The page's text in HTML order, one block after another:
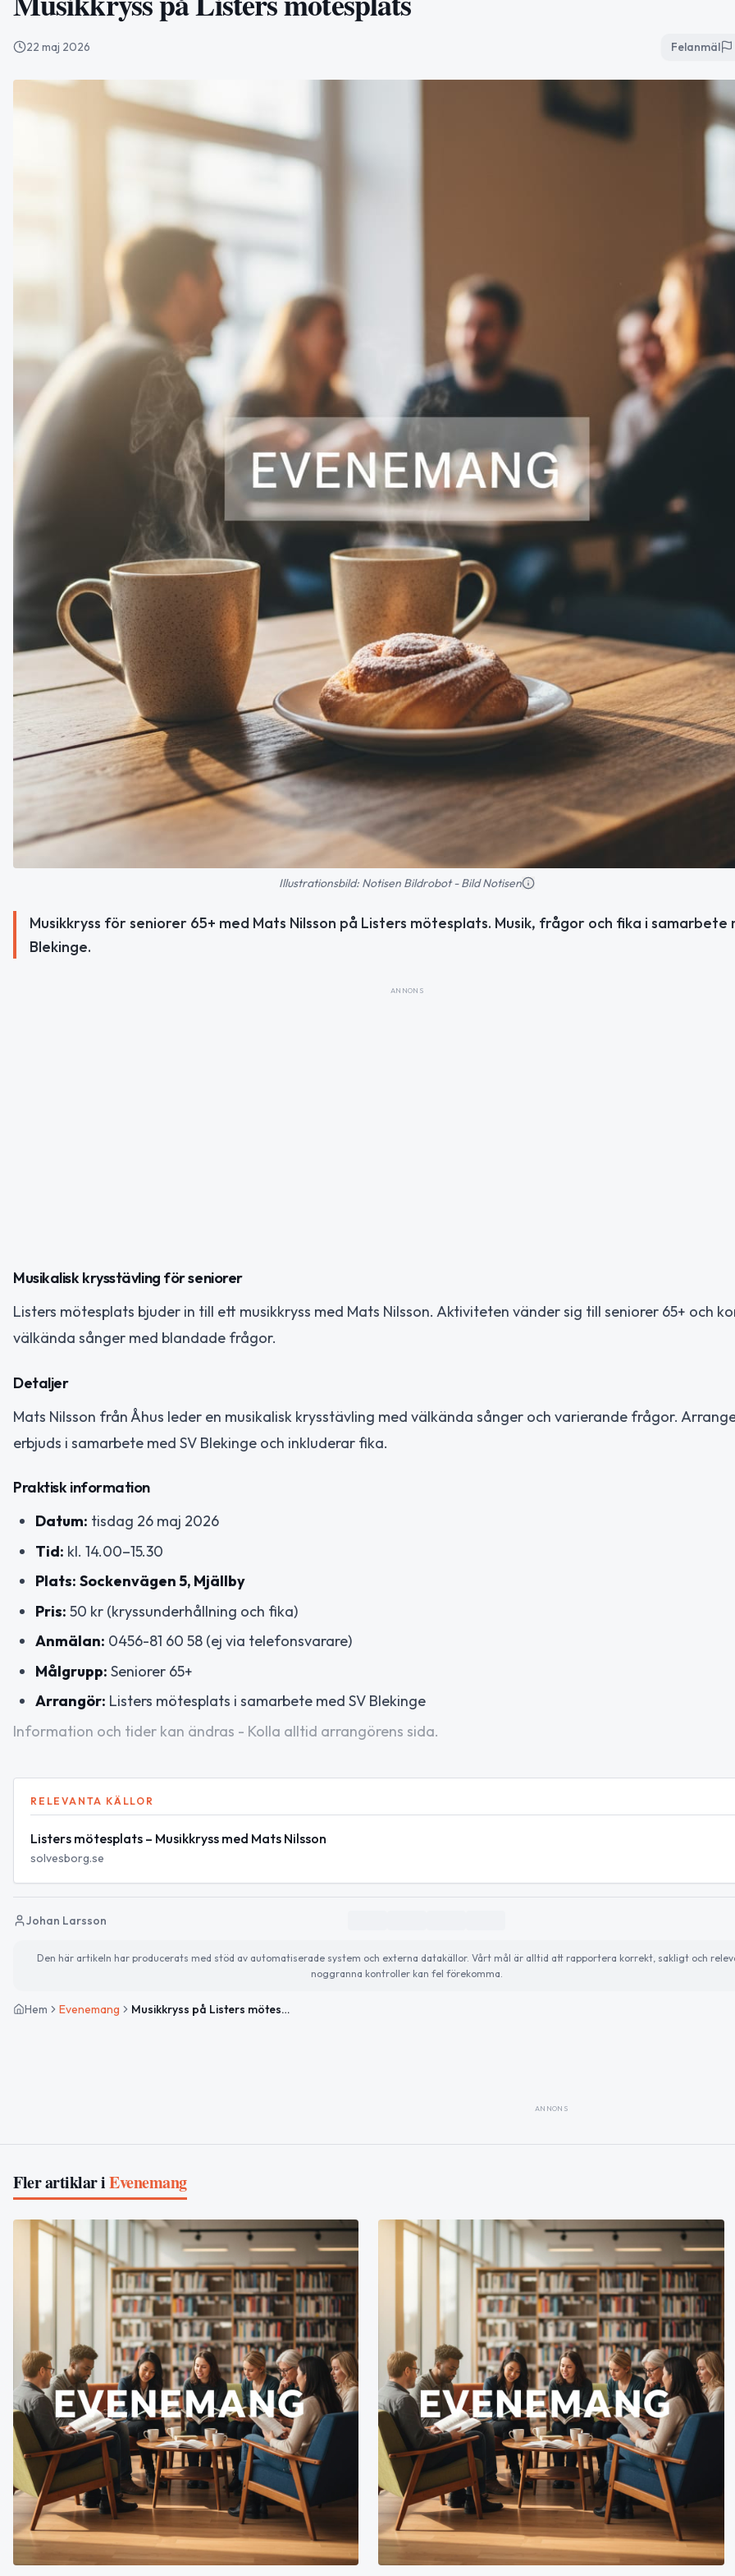
22 maj 2026 Felanmäl
Illustrationsbild: Notisen Bildrobot - Bild Notisen
Musikkryss för seniorer 65+ med Mats Nilsson på Listers mötesplats. Musik, frågor och fika i samarbete
Blekinge.
ANNONS
Musikalisk krysstävling för seniorer
Listers mötesplats bjuder in till ett musikkryss med Mats Nilsson. Aktiviteten vänder sig till seniorer 65+ och
välkända sånger med blandade frågor.
Detaljer
Mats Nilsson från Åhus leder en musikalisk krysstävling med välkända sånger och varierande frågor.
erbjuds i samarbete med SV Blekinge och inkluderar fika.
Praktisk information
Datum: tisdag 26 maj 2026
Tid: kl. 14.00–15.30
Plats: Sockenvägen 5, Mjällby
Pris: 50 kr (kryssunderhållning och fika)
Anmälan: 0456-81 60 58 (ej via telefonsvarare)
Målgrupp: Seniorer 65+
Arrangör: Listers mötesplats i samarbete med SV Blekinge
Information och tider kan ändras - Kolla alltid arrangörens sida.
RELEVANTA KÄLLOR
Listers mötesplats – Musikkryss med Mats Nilsson
solvesborg.se
Johan Larsson
Den här artikeln har producerats med stöd av automatiserade system och externa datakällor. Vårt mål är alltid att rapportera korrekt, sakligt och
noggranna kontroller kan fel förekomma.
Hem Evenemang Musikkryss på Listers mötesplats
ANNONS
Fler artiklar iEvenemang